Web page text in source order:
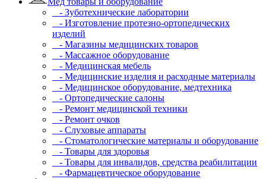
- Зуботехнические лаборатории
- Изготовление протезно-ортопедических
изделий
- Магазины медицинских товаров
- Массажное оборудование
- Медицинская мебель
- Медицинские изделия и расходные материалы
- Медицинское оборудование, медтехника
- Ортопедические салоны
- Ремонт медицинской техники
- Ремонт очков
- Слуховые аппараты
- Стоматологические материалы и оборудование
- Товары для здоровья
- Товары для инвалидов, средства реабилитации
- Фармацевтическое оборудование